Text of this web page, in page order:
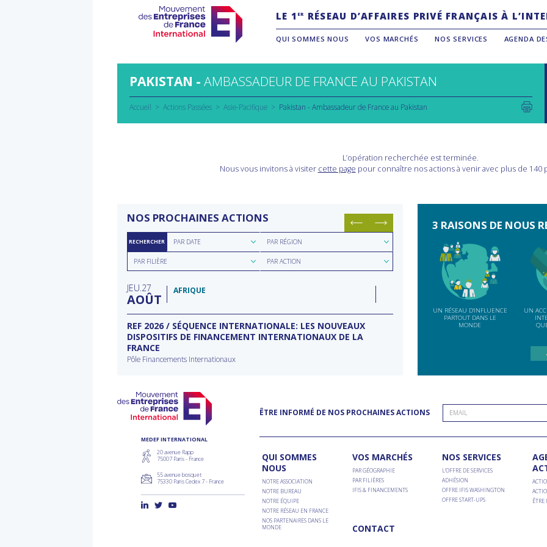
LE 1 ER RÉSEAU D’AFFAIRES PRIVÉ FRANÇAIS À
QUI SOMMES NOUS VOS MARCHÉS NOS SERVICES AGENDA
PAKISTAN - AMBASSADEUR DE FRANCE AU PAKISTAN
Accueil Actions Passées Asie-Pacifique Pakistan - Ambassadeur de France au Pakistan
L’opération recherchée est terminée.
Nous vous invitons à visiter cette page pour connaître nos actions à venir avec plus de 140
NOS PROCHAINES ACTIONS
RECHERCHER Rechercher
par
date
PAR DATE
Rechercher
par
région
PAR RÉGION
Rechercher
parPAR FILIÈRE
Rechercher
parPAR ACTION
JEU 27
AOÛT
AFRIQUE
REF 2026 / SÉQUENCE INTERNATIONALE: LES NOUVEAUX
DISPOSITIFS DE FINANCEMENT INTERNATIONAUX DE LA
FRANCE
Pôle Financements Internationaux
INDE
MISSION D’ENTREPRISES
3 RAISONS DE NOUS
UN RÉSEAU D'INFLUENCE
PARTOUT DANS LE
MONDE
UN
MEDEF INTERNATIONAL
20 avenue Rapp
75007 Paris - France
55 avenue bosquet
75330 Paris Cedex 7 - France
ÊTRE INFORMÉ DE NOS PROCHAINES ACTIONS
QUI SOMMES
NOUS
NOTRE ASSOCIATION
NOTRE BUREAU
NOTRE ÉQUIPE
NOTRE RÉSEAU EN FRANCE
NOS PARTENAIRES DANS LE
MONDE
VOS MARCHÉS
PAR GÉOGRAPHIE
PAR FILIÈRES
IFIS & FINANCEMENTS
NOS SERVICES
L’OFFRE DE SERVICES
ADHÉSION
OFFRE IFIS WASHINGTON
OFFRE START-UPS
ÊTRE
CONTACT